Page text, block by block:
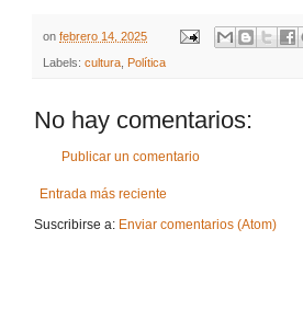
on febrero 14, 2025
Labels: cultura Política
No hay comentarios:
Publicar un comentario
Entrada más reciente
Suscribirse a: Enviar comentarios (Atom)